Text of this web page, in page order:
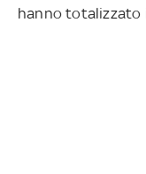
hanno totalizzato